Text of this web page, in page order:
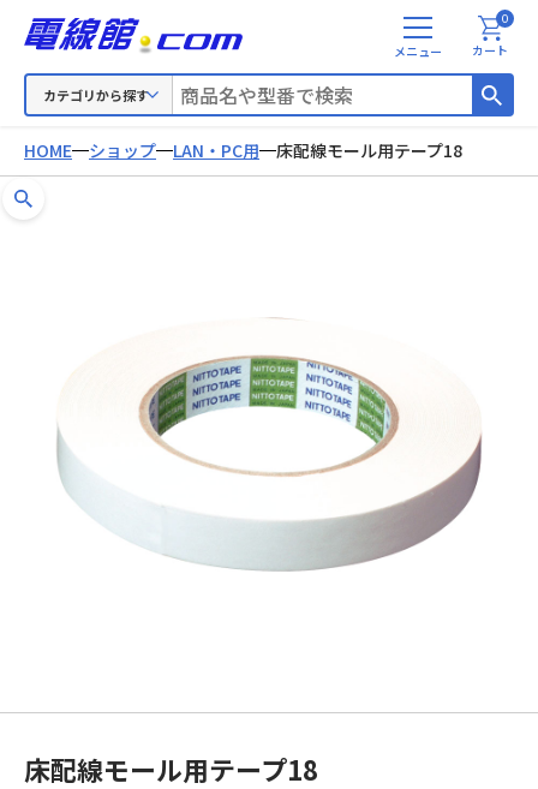
カテゴリから探す
メ
ニ
カート
0
HOME ショップ LAN・PC用 床配線モール用テープ18
床配線モール用テープ18